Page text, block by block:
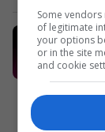
Some
of legitimate
your options
or in the site
and cookie